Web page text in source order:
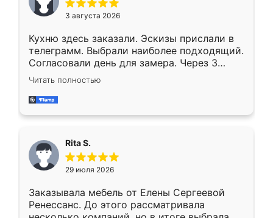
3 августа 2026
Кухню здесь заказали. Эскизы прислали в
телеграмм. Выбрали наиболее подходящий.
Согласовали день для замера. Через 3
недели кухня была уже готова. Остались
довольны работой. Спасибо Ренессанс
мебель за качественную работу!
Читать полностью
Rita S.
29 июля 2026
Заказывала мебель от Елены Сергеевой
Ренессанс. До этого рассматривала